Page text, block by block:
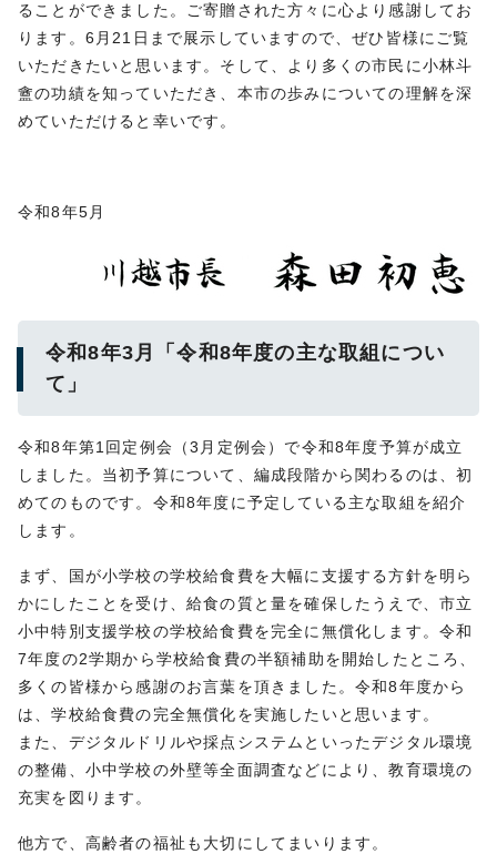
ることができました。ご寄贈された方々に心より感謝してお
ります。6月21日まで展示していますので、ぜひ皆様にご覧
いただきたいと思います。そして、より多くの市民に小林斗
盦の功績を知っていただき、本市の歩みについての理解を深
めていただけると幸いです。
令和8年5月
令和8年3月「令和8年度の主な取組につい
て」
令和8年第1回定例会（3月定例会）で令和8年度予算が成立
しました。当初予算について、編成段階から関わるのは、初
めてのものです。令和8年度に予定している主な取組を紹介
します。
まず、国が小学校の学校給食費を大幅に支援する方針を明ら
かにしたことを受け、給食の質と量を確保したうえで、市立
小中特別支援学校の学校給食費を完全に無償化します。令和
7年度の2学期から学校給食費の半額補助を開始したところ、
多くの皆様から感謝のお言葉を頂きました。令和8年度から
は、学校給食費の完全無償化を実施したいと思います。
また、デジタルドリルや採点システムといったデジタル環境
の整備、小中学校の外壁等全面調査などにより、教育環境の
充実を図ります。
他方で、高齢者の福祉も大切にしてまいります。